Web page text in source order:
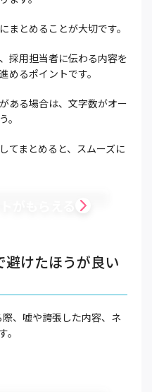
まとめることが大切です。
採用担当者に伝わる内容を
めるポイントです。
ある場合は、文字数がオー
。
てまとめると、スムーズに
避けたほうが良い
、嘘や誇張した内容、ネ